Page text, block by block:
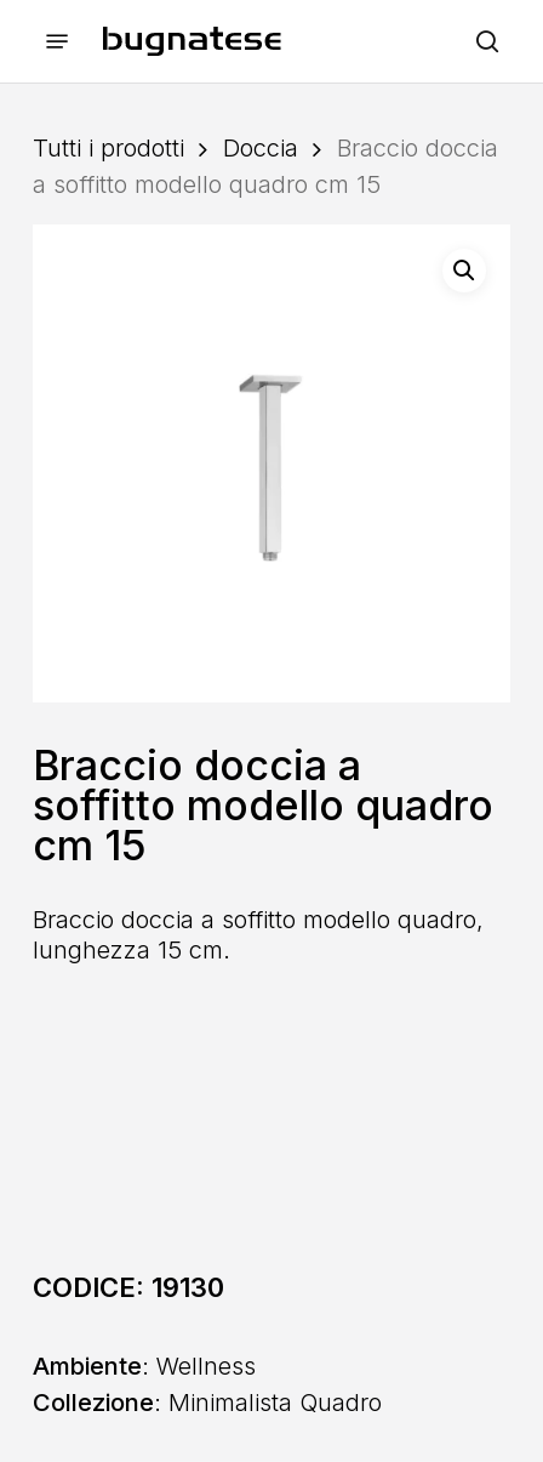
Menu
Tutti i prodotti Doccia
Braccio doccia
a soffitto modello quadro cm 15
Braccio doccia a
soffitto modello quadro
cm 15
Braccio doccia a soffitto modello quadro,
lunghezza 15 cm.
CODICE: 19130
Ambiente: Wellness
Collezione: Minimalista Quadro